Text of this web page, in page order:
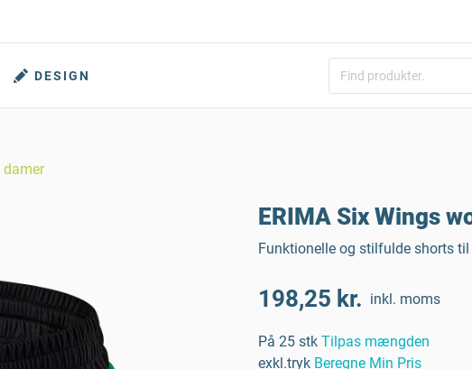
DESIGN
damer
ERIMA Six Wings
Funktionelle og stilfulde shorts til
198,25 kr. inkl. moms
På 25 stk Tilpas mængden
exkl.tryk Beregne Min Pris